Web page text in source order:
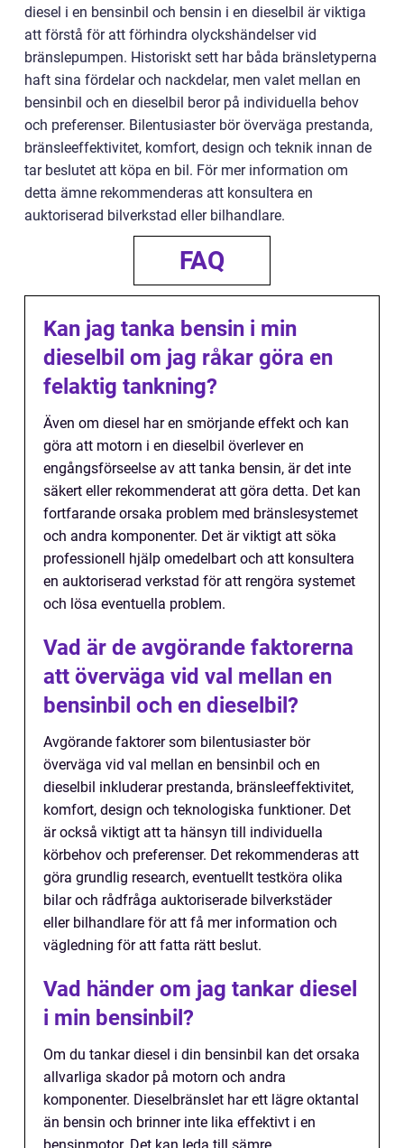
diesel i en bensinbil och bensin i en dieselbil är viktiga
att förstå för att förhindra olyckshändelser vid
bränslepumpen. Historiskt sett har båda bränsletyperna
haft sina fördelar och nackdelar, men valet mellan en
bensinbil och en dieselbil beror på individuella behov
och preferenser. Bilentusiaster bör överväga prestanda,
bränsleeffektivitet, komfort, design och teknik innan de
tar beslutet att köpa en bil. För mer information om
detta ämne rekommenderas att konsultera en
auktoriserad bilverkstad eller bilhandlare.
FAQ
Kan jag tanka bensin i min
dieselbil om jag råkar göra en
felaktig tankning?
Även om diesel har en smörjande effekt och kan
göra att motorn i en dieselbil överlever en
engångsförseelse av att tanka bensin, är det inte
säkert eller rekommenderat att göra detta. Det kan
fortfarande orsaka problem med bränslesystemet
och andra komponenter. Det är viktigt att söka
professionell hjälp omedelbart och att konsultera
en auktoriserad verkstad för att rengöra systemet
och lösa eventuella problem.
Vad är de avgörande faktorerna
att överväga vid val mellan en
bensinbil och en dieselbil?
Avgörande faktorer som bilentusiaster bör
överväga vid val mellan en bensinbil och en
dieselbil inkluderar prestanda, bränsleeffektivitet,
komfort, design och teknologiska funktioner. Det
är också viktigt att ta hänsyn till individuella
körbehov och preferenser. Det rekommenderas att
göra grundlig research, eventuellt testköra olika
bilar och rådfråga auktoriserade bilverkstäder
eller bilhandlare för att få mer information och
vägledning för att fatta rätt beslut.
Vad händer om jag tankar diesel
i min bensinbil?
Om du tankar diesel i din bensinbil kan det orsaka
allvarliga skador på motorn och andra
komponenter. Dieselbränslet har ett lägre oktantal
än bensin och brinner inte lika effektivt i en
bensinmotor. Det kan leda till sämre